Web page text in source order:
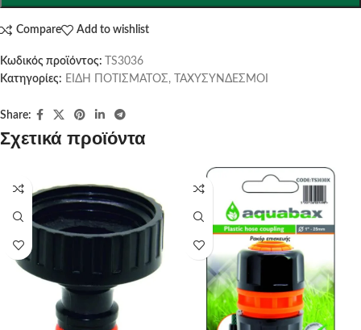
Compare Add to wishlist
Κωδικός προϊόντος:
TS3036
Κατηγορίες: ΕΙΔΗ ΠΟΤΙΣΜΑΤΟΣ , ΤΑΧΥΣΥΝΔΕΣΜΟΙ
Share:
Σχετικά προϊόντα